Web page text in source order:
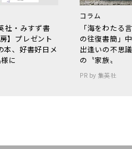
社・みすず書
】プレゼント
本、好書好日メ
に
コラム
「海をわた
の往復書簡」
出逢いの不思
の〝家族〟
PR by 集英社